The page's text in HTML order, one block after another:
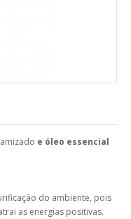
e óleo essencial
do ambiente, pois
as energias positivas.